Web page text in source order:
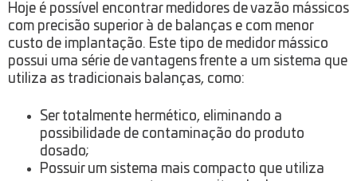
Hoje é possível encontrar medidores de vazão mássicos
com precisão superior à de balanças e com menor
custo de implantação. Este tipo de medidor mássico
possui uma série de vantagens frente a um sistema que
utiliza as tradicionais balanças, como:
Ser totalmente hermético, eliminando a
possibilidade de contaminação do produto
dosado;
Possuir um sistema mais compacto que utiliza